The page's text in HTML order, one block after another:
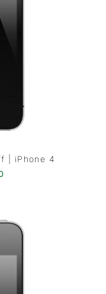
| iPhone 4
original era: €23.90.
O preço atual é: